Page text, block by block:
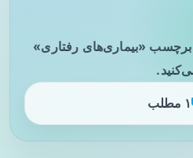
برچسب «بیماری‌های رفتاری»
۱ مطلب